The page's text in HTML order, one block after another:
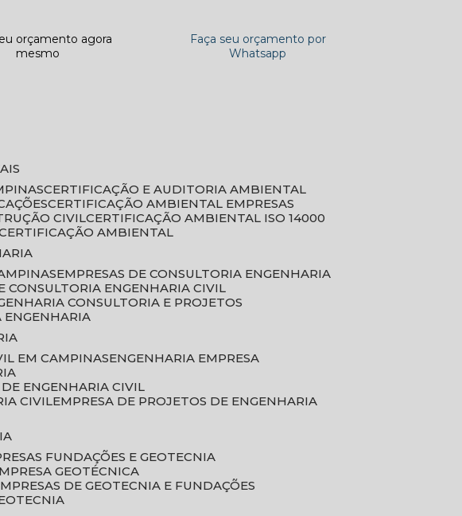
orçamento agora
mesmo
Faça seu orçamento por
Whatsapp
CERTIFICAÇÃO E AUDITORIA AMBIENTAL
CERTIFICAÇÃO AMBIENTAL EMPRESAS
CIVIL
CERTIFICAÇÃO AMBIENTAL ISO 14000
CERTIFICAÇÃO AMBIENTAL
EMPRESAS DE CONSULTORIA ENGENHARIA
CONSULTORIA ENGENHARIA CIVIL
CONSULTORIA E PROJETOS
ENGENHARIA
EM CAMPINAS
ENGENHARIA EMPRESA
DE ENGENHARIA CIVIL
CIVIL EMPRESA DE PROJETOS DE ENGENHARIA
FUNDAÇÕES E GEOTECNIA
EMPRESA GEOTÉCNICA
EMPRESAS DE GEOTECNIA E FUNDAÇÕES